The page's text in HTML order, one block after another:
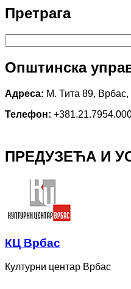
Претрага
Општинска
Адреса: М. Тита 89, Врбас,
Телефон:
ПРЕДУЗЕЋА И
КЦ Врбас
Културни центар Врбас